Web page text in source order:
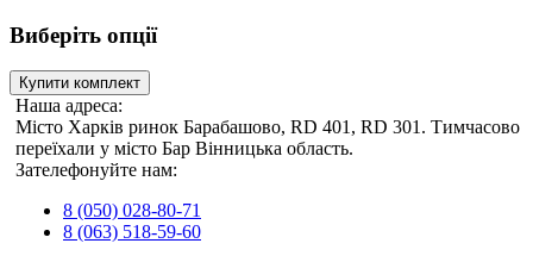
Виберіть опції
Купити комплект
Наша адреса:
Місто Харків ринок Барабашово, RD 401, RD 301. Тимчасово
переїхали у місто Бар Вінницька область.
Зателефонуйте нам:
8 (050) 028-80-71
8 (063) 518-59-60